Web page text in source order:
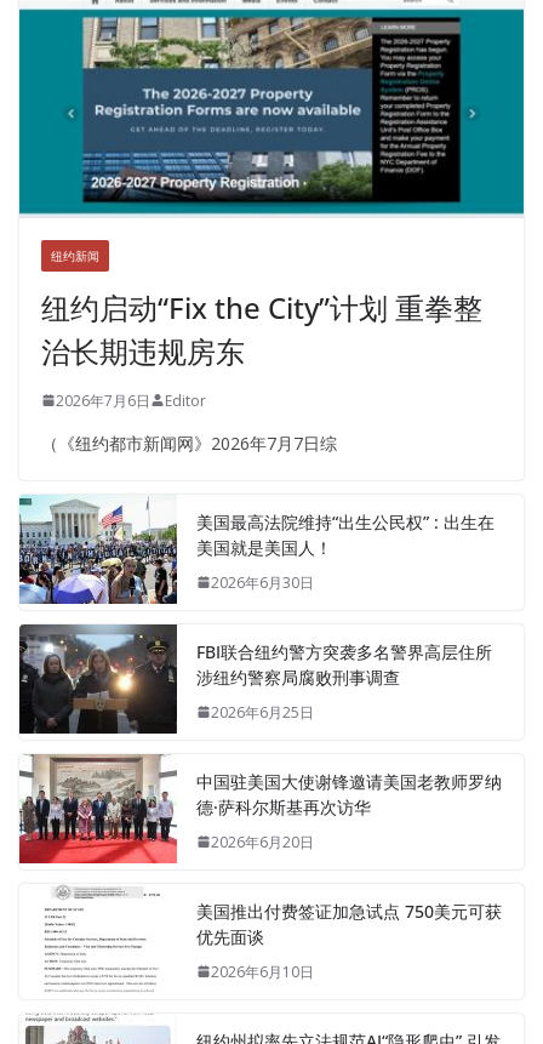
纽约新闻
纽约启动“Fix the City”计划 重拳整
治长期违规房东
2026年7月6日 Editor
（《纽约都市新闻网》2026年7月7日综
美国最高法院维持“出生公民权” : 出生在
美国就是美国人！
2026年6月30日
FBI联合纽约警方突袭多名警界高层住所
涉纽约警察局腐败刑事调查
2026年6月25日
中国驻美国大使谢锋邀请美国老教师罗纳
德·萨科尔斯基再次访华
2026年6月20日
美国推出付费签证加急试点 750美元可获
优先面谈
2026年6月10日